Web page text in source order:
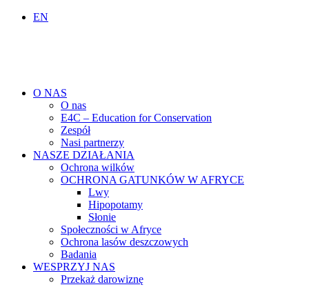
EN
O NAS
O nas
E4C – Education for Conservation
Zespół
Nasi partnerzy
NASZE DZIAŁANIA
Ochrona wilków
OCHRONA GATUNKÓW W AFRYCE
Lwy
Hipopotamy
Słonie
Społeczności w Afryce
Ochrona lasów deszczowych
Badania
WESPRZYJ NAS
Przekaż darowiznę